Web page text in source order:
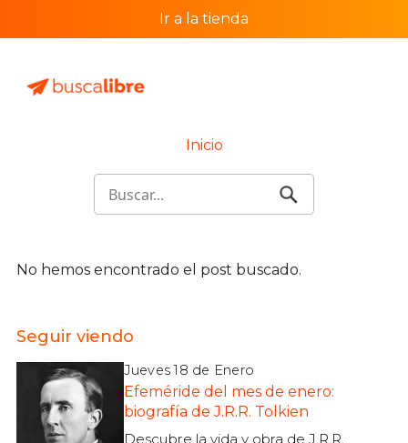
Ir a la tienda
Inicio
No hemos encontrado el post buscado.
Seguir viendo
Jueves 18 de Enero
Efeméride del mes de enero:
biografía de J.R.R. Tolkien
Descubre la vida y obra de J.R.R.